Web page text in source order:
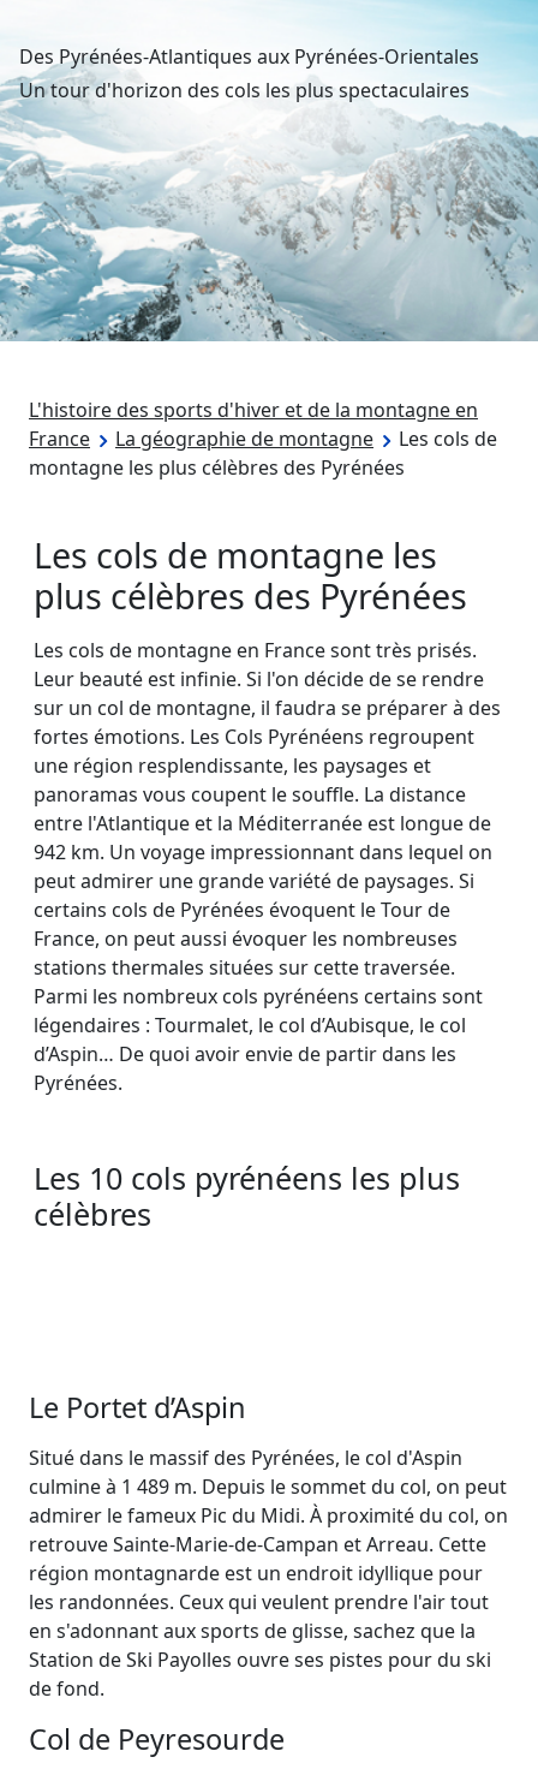
Des Pyrénées-Atlantiques aux Pyrénées-Orientales
Un tour d'horizon des cols les plus spectaculaires
L'histoire des sports d'hiver et de la montagne en
France
La géographie de montagne
Les cols de
montagne les plus célèbres des Pyrénées
Les cols de montagne les
plus célèbres des Pyrénées
Les cols de montagne en France sont très prisés.
Leur beauté est infinie. Si l'on décide de se rendre
sur un col de montagne, il faudra se préparer à des
fortes émotions. Les Cols Pyrénéens regroupent
une région resplendissante, les paysages et
panoramas vous coupent le souffle. La distance
entre l'Atlantique et la Méditerranée est longue de
942 km. Un voyage impressionnant dans lequel on
peut admirer une grande variété de paysages. Si
certains cols de Pyrénées évoquent le Tour de
France, on peut aussi évoquer les nombreuses
stations thermales situées sur cette traversée.
Parmi les nombreux cols pyrénéens certains sont
légendaires : Tourmalet, le col d’Aubisque, le col
d’Aspin… De quoi avoir envie de partir dans les
Pyrénées.
Les 10 cols pyrénéens les plus
célèbres
Le Portet d’Aspin
Situé dans le massif des Pyrénées, le col d'Aspin
culmine à 1 489 m. Depuis le sommet du col, on peut
admirer le fameux Pic du Midi. À proximité du col, on
retrouve Sainte-Marie-de-Campan et Arreau. Cette
région montagnarde est un endroit idyllique pour
les randonnées. Ceux qui veulent prendre l'air tout
en s'adonnant aux sports de glisse, sachez que la
Station de Ski Payolles ouvre ses pistes pour du ski
de fond.
Col de Peyresourde